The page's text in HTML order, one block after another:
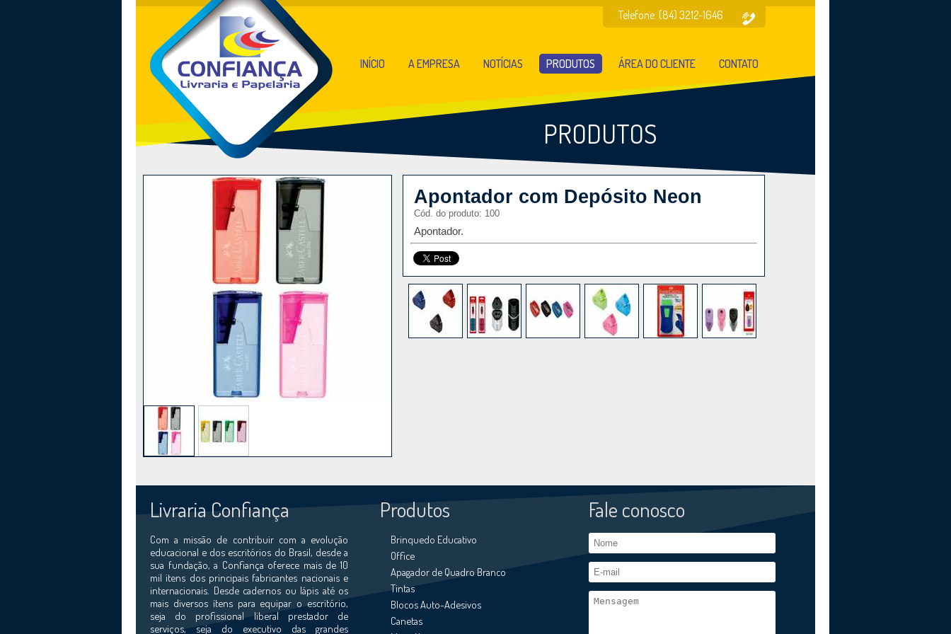
Telefone: (84) 3212-1646
INÍCIO A EMPRESA NOTÍCIAS PRODUTOS ÁREA DO CLIENTE CONTATO
PRODUTOS
Apontador com Depósito Neon
Cód. do produto: 100
Apontador.
Livraria Confiança
Com a missão de contribuir com a evolução
educacional e dos escritórios do Brasil, desde a
sua fundação, a Confiança oferece mais de 10
mil itens dos principais fabricantes nacionais e
internacionais. Desde cadernos ou lápis até os
mais diversos ítens para equipar o escritório,
seja do profissional liberal prestador de
serviços, seja do executivo das grandes
Produtos
Brinquedo Educativo
Office
Apagador de Quadro Branco
Tintas
Blocos Auto-Adesivos
Canetas
Fale conosco